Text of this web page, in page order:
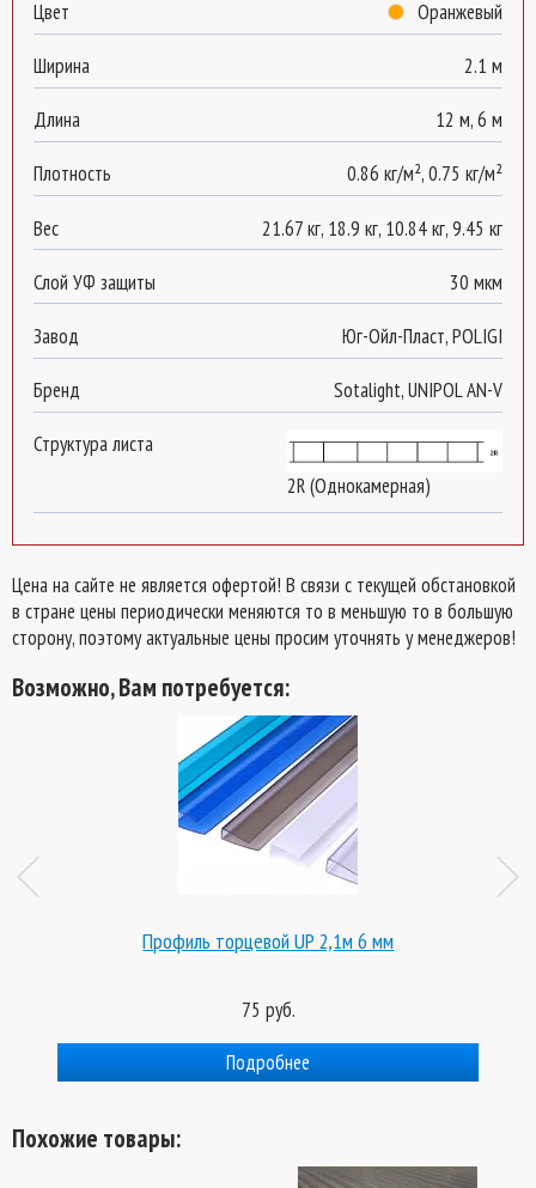
Цвет Оранжевый
Ширина 2.1 м
Длина 12 м, 6 м
Плотность 0.86 кг/м², 0.75 кг/м²
Вес 21.67 кг, 18.9 кг, 10.84 кг, 9.45 кг
Слой УФ защиты 30 мкм
Завод Юг-Ойл-Пласт, POLIGI
Бренд Sotalight, UNIPOL AN-V
Структура листа
2R (Однокамерная)
Цена на сайте не является офертой! В связи с текущей обстановкой
в стране цены периодически меняются то в меньшую то в большую
сторону, поэтому актуальные цены просим уточнять у менеджеров!
Возможно, Вам потребуется:
Профиль торцевой UP 2,1м 6 мм
75 руб.
Подробнее
Похожие товары:
Отправить на